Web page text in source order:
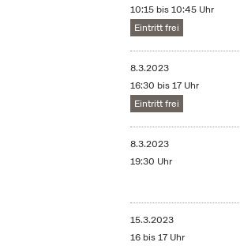
10:15 bis 10:45 Uhr
Eintritt frei
8.3.2023
16:30 bis 17 Uhr
Eintritt frei
8.3.2023
19:30 Uhr
15.3.2023
16 bis 17 Uhr